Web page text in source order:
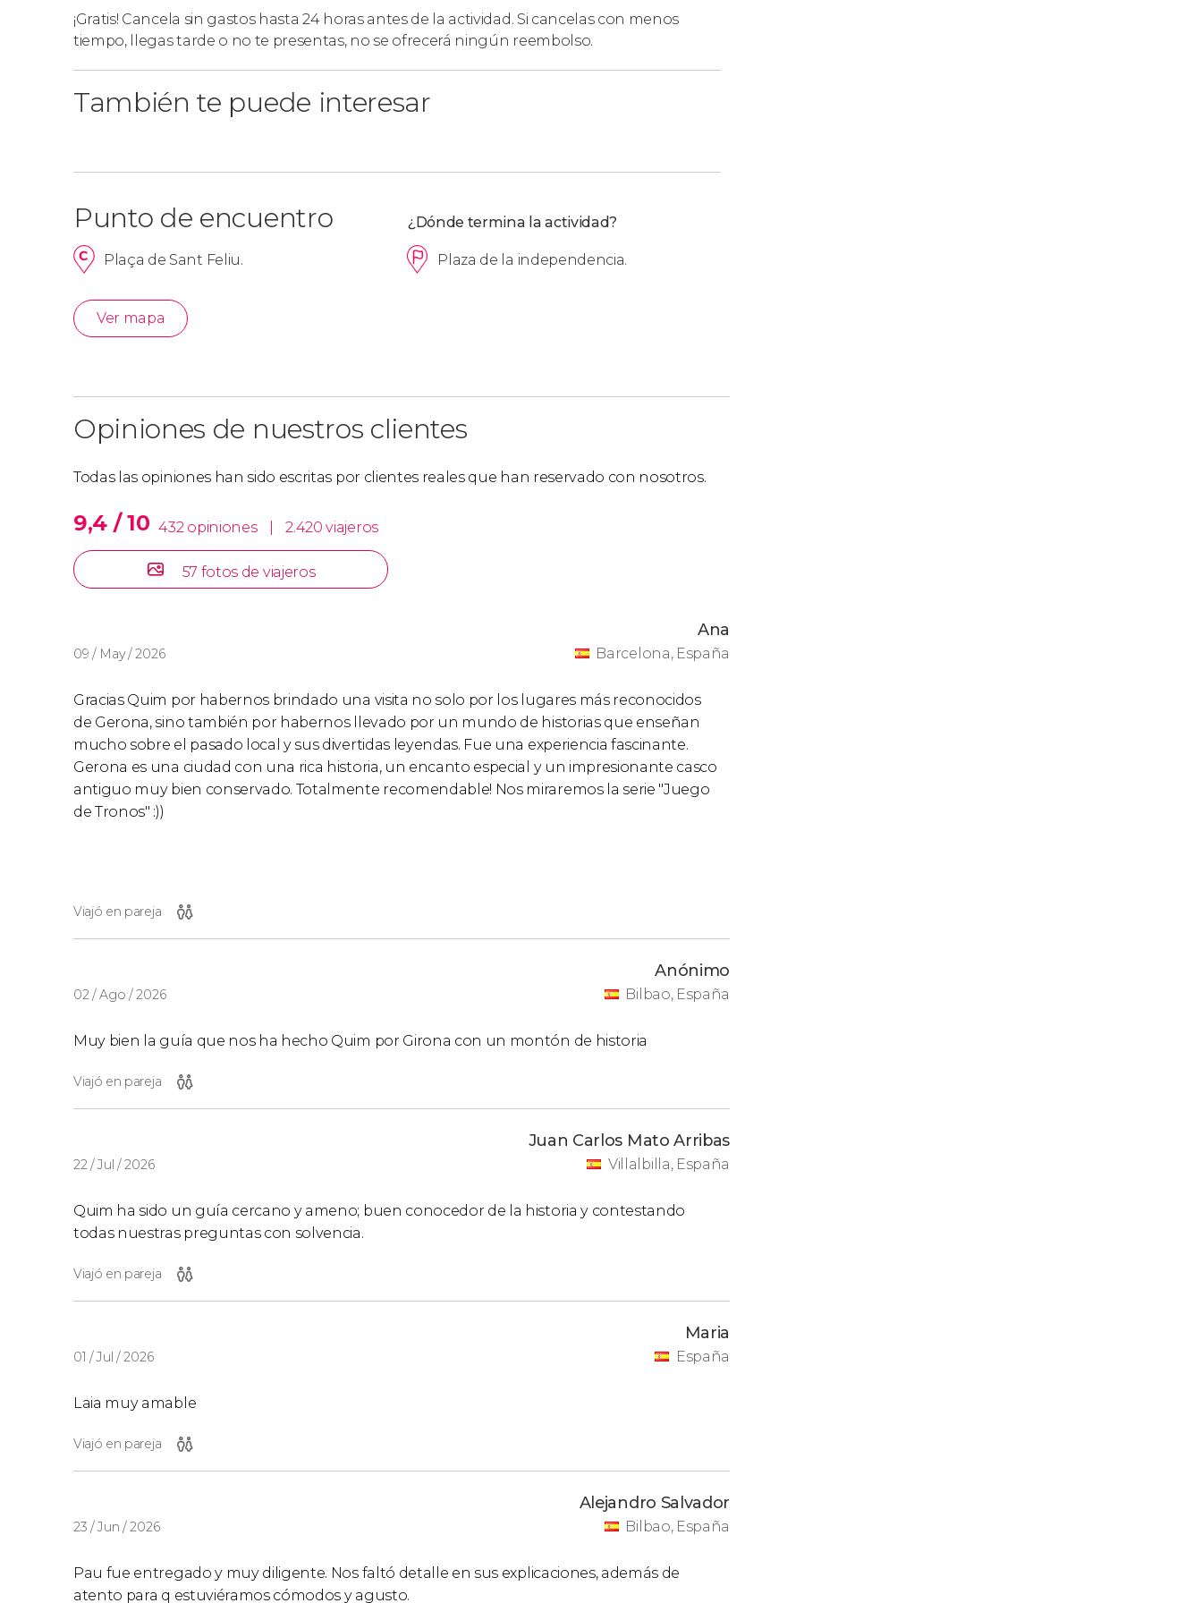
¡Gratis! Cancela sin gastos hasta 24 horas antes de la actividad. Si cancelas con menos
tiempo, llegas tarde o no te presentas, no se ofrecerá ningún reembolso.
También te puede interesar
Punto de encuentro ¿Dónde termina la actividad?
Plaça de Sant Feliu. Plaza de la independencia.
Ver mapa
Opiniones de nuestros clientes
Todas las opiniones han sido escritas por clientes reales que han reservado con nosotros.
9,4 / 10 432 opiniones 2.420 viajeros
57 fotos de viajeros
09 / May / 2026
Ana
Barcelona, España
Gracias Quim por habernos brindado una visita no solo por los lugares más reconocidos
de Gerona, sino también por habernos llevado por un mundo de historias que enseñan
mucho sobre el pasado local y sus divertidas leyendas. Fue una experiencia fascinante.
Gerona es una ciudad con una rica historia, un encanto especial y un impresionante casco
antiguo muy bien conservado. Totalmente recomendable! Nos miraremos la serie "Juego
de Tronos" :))
Viajó en pareja
02 / Ago / 2026
Anónimo
Bilbao, España
Muy bien la guía que nos ha hecho Quim por Girona con un montón de historia
Viajó en pareja
22 / Jul / 2026
Juan Carlos Mato Arribas
Villalbilla, España
Quim ha sido un guía cercano y ameno; buen conocedor de la historia y contestando
todas nuestras preguntas con solvencia.
Viajó en pareja
01 / Jul / 2026
Maria
España
Laia muy amable
Viajó en pareja
23 / Jun / 2026
Alejandro Salvador
Bilbao, España
Pau fue entregado y muy diligente. Nos faltó detalle en sus explicaciones, además de
atento para q estuviéramos cómodos y agusto.